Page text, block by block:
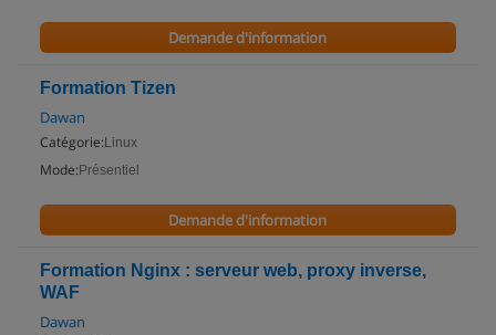
Demande d'information
Formation Tizen
Dawan
Catégorie: Linux
Mode: Présentiel
Demande d'information
Formation Nginx : serveur web, proxy inverse,
WAF
Dawan